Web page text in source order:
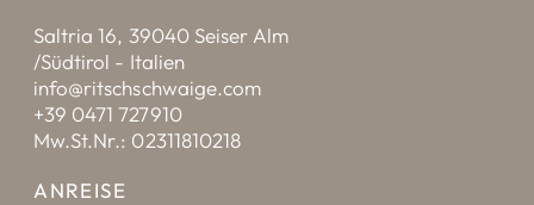
Saltria 16, 39040 Seiser Alm
/Südtirol - Italien
info@ritschschwaige.com
+39 0471 727910
Mw.St.Nr.: 02311810218
ANREISE